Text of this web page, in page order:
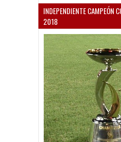
INDEPENDIENTE CAMPEÓN
2018